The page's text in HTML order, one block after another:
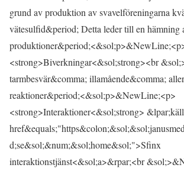
grund av produktion av svavelföreningarna
vätesulfid&period; Detta leder till en hämning
<strong>Biverkningar<&sol;strong><br
tarmbesvär&comma; illamående&comma;
reaktioner&period;<&sol;p>&NewLine;<p>
<strong>Interaktioner<&sol;strong>
d;se&sol;&num;&sol;home&sol;">Sfinx
interaktionstjänst<&sol;a>&rpar;<br